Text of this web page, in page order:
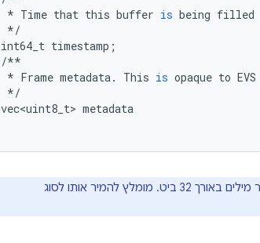
* Time that this buffer is being filled
*/
int64_t timestamp ;
/**
* Frame metadata. This is opaque to EVS
*/
vec<uint8_t> metadata
מומלץ להמיר אותו לסוג